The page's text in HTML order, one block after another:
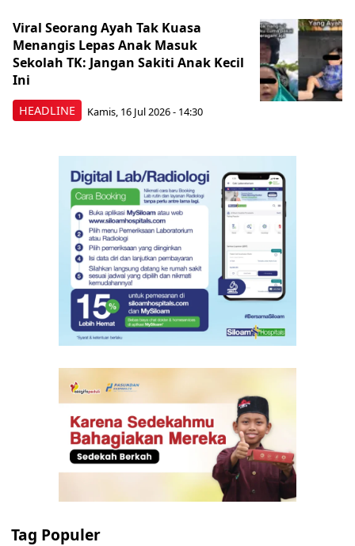
HEADLINE
Viral Seorang Ayah Tak Kuasa
Menangis Lepas Anak Masuk
Sekolah TK: Jangan Sakiti Anak Kecil
Ini
Kamis, 16 Jul 2026 - 14:30
Tag Populer